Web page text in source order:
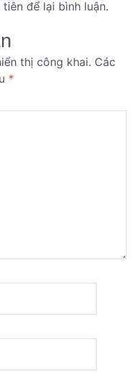
để lại bình luận.
thị công khai. Các
*